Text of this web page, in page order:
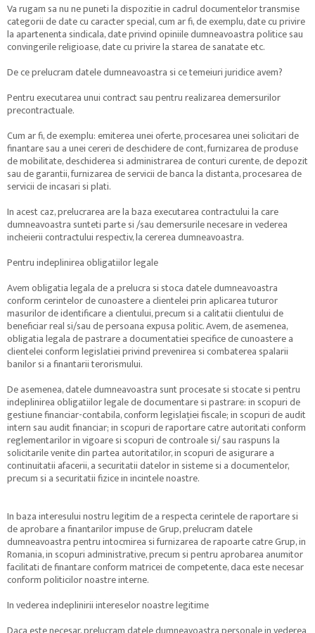
Va rugam sa nu ne puneti la dispozitie in cadrul documentelor transmise
categorii de date cu caracter special, cum ar fi, de exemplu, date cu privire
la apartenenta sindicala, date privind opiniile dumneavoastra politice sau
convingerile religioase, date cu privire la starea de sanatate etc.
De ce prelucram datele dumneavoastra si ce temeiuri juridice avem?
Pentru executarea unui contract sau pentru realizarea demersurilor
precontractuale.
Cum ar fi, de exemplu: emiterea unei oferte, procesarea unei solicitari de
finantare sau a unei cereri de deschidere de cont, furnizarea de produse
de mobilitate, deschiderea si administrarea de conturi curente, de depozit
sau de garantii, furnizarea de servicii de banca la distanta, procesarea de
servicii de incasari si plati.
In acest caz, prelucrarea are la baza executarea contractului la care
dumneavoastra sunteti parte si /sau demersurile necesare in vederea
incheierii contractului respectiv, la cererea dumneavoastra.
Pentru indeplinirea obligatiilor legale
Avem obligatia legala de a prelucra si stoca datele dumneavoastra
conform cerintelor de cunoastere a clientelei prin aplicarea tuturor
masurilor de identificare a clientului, precum si a calitatii clientului de
beneficiar real si/sau de persoana expusa politic. Avem, de asemenea,
obligatia legala de pastrare a documentatiei specifice de cunoastere a
clientelei conform legislatiei privind prevenirea si combaterea spalarii
banilor si a finantarii terorismului.
De asemenea, datele dumneavoastra sunt procesate si stocate si pentru
indeplinirea obligatiilor legale de documentare si pastrare: in scopuri de
gestiune financiar-contabila, conform legislației fiscale; in scopuri de audit
intern sau audit financiar; in scopuri de raportare catre autoritati conform
reglementarilor in vigoare si scopuri de controale si/ sau raspuns la
solicitarile venite din partea autoritatilor, in scopuri de asigurare a
continuitatii afacerii, a securitatii datelor in sisteme si a documentelor,
precum si a securitatii fizice in incintele noastre.
In baza interesului nostru legitim de a respecta cerintele de raportare si
de aprobare a finantarilor impuse de Grup, prelucram datele
dumneavoastra pentru intocmirea si furnizarea de rapoarte catre Grup, in
Romania, in scopuri administrative, precum si pentru aprobarea anumitor
facilitati de finantare conform matricei de competente, daca este necesar
conform politicilor noastre interne.
In vederea indeplinirii intereselor noastre legitime